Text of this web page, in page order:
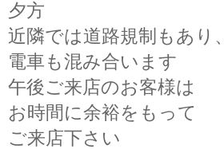
夕方
近隣では道路規制もあり、
電車も混み合います
午後ご来店のお客様は
お時間に余裕をもって
ご来店下さい